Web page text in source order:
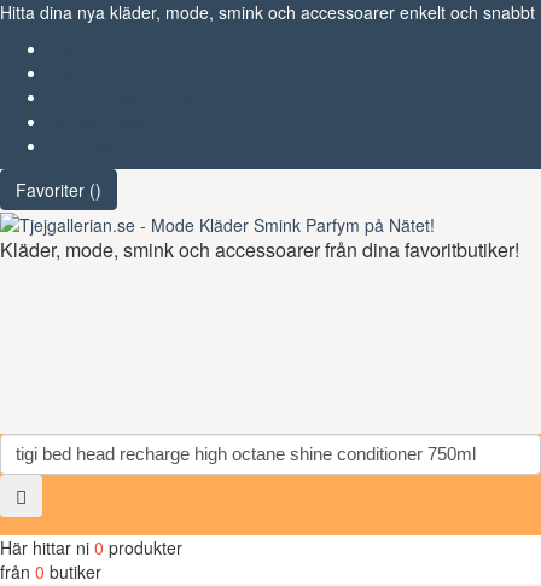
Hitta dina nya kläder, mode, smink och accessoarer enkelt och snabbt
Favoriter ()
Kläder, mode, smink och accessoarer från dina favoritbutiker!
Här hittar ni 0 produkter
från 0 butiker